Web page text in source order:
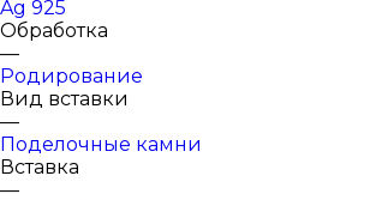
Ag 925
Обработка
—
Родирование
Вид вставки
—
Поделочные камни
Вставка
—